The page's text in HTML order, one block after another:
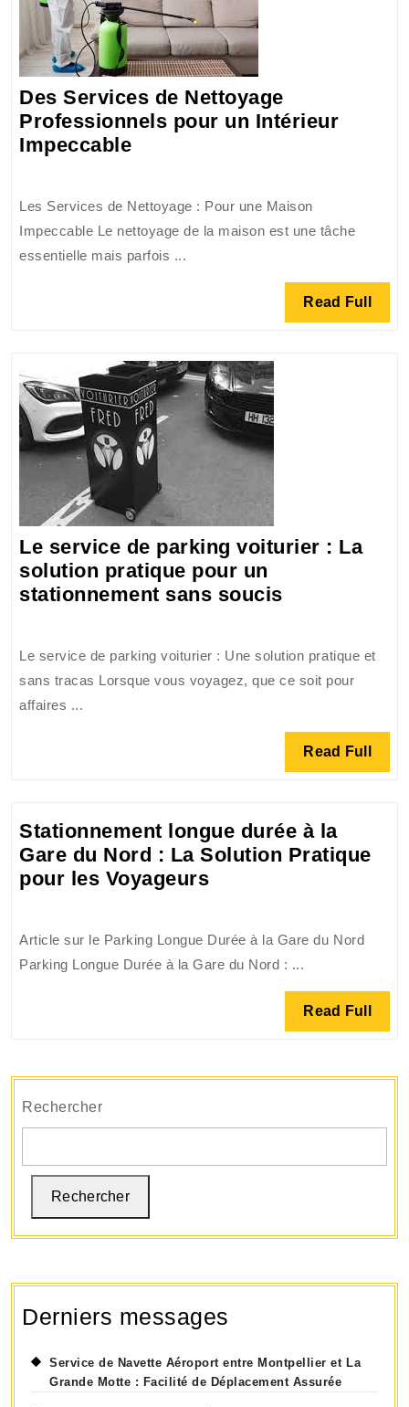
Des Services de Nettoyage
Professionnels pour un Intérieur
ImpeccableDes
Nettoyage
Professionnels
pour
Les Services de Nettoyage : Pour une Maison
Impeccable Le nettoyage de la maison est une tâche
essentielle mais parfois ...
Read Full Read
Full
Le service de parking voiturier : La
solution pratique pour un
stationnement sans soucisLe
parking
voiturier
La
solution
un
Le service de parking voiturier : Une solution pratique et
sans tracas Lorsque vous voyagez, que ce soit pour
affaires ...
Read Full Read
Full
Stationnement longue durée à la
Gare du Nord : La Solution Pratique
pour les VoyageursStationnement
à
la
pour
Article sur le Parking Longue Durée à la Gare du Nord
Parking Longue Durée à la Gare du Nord : ...
Read Full Read
Full
Rechercher
Rechercher
Derniers messages
Service de Navette Aéroport entre Montpellier et La
Grande Motte : Facilité de Déplacement Assurée